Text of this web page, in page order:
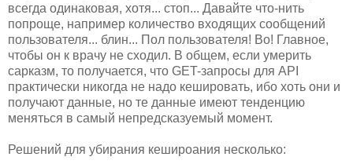
всегда одинаковая, хотя... стоп... Давайте что-нить
попроще, например количество входящих сообщений
пользователя... блин... Пол пользователя! Во! Главное,
чтобы он к врачу не сходил. В общем, если умерить
сарказм, то получается, что GET-запросы для API
практически никогда не надо кешировать, ибо хоть они и
получают данные, но те данные имеют тенденцию
меняться в самый непредсказуемый момент.
Решений для убирания кешироания несколько: